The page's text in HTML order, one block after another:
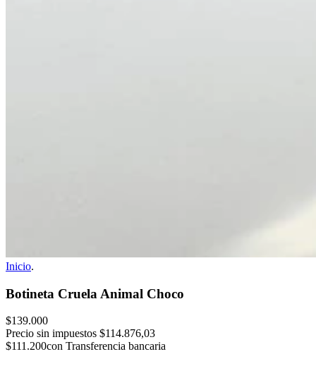
Inicio.
Botineta Cruela Animal Choco
$139.000
Precio sin impuestos $114.876,03
$111.200con Transferencia bancaria